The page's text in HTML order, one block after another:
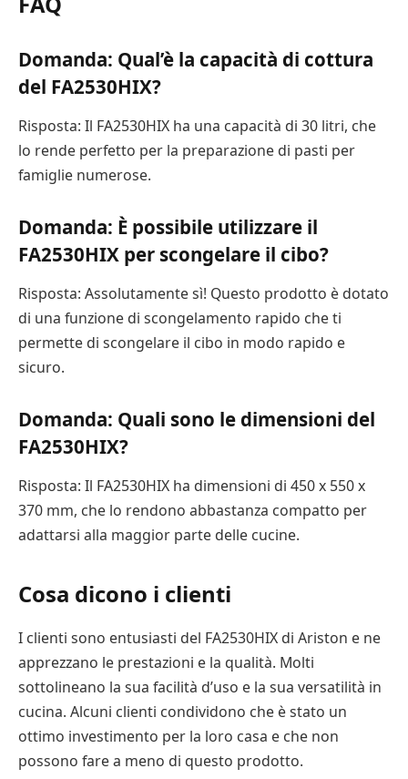
Domanda: Qual’è la capacità di cottura
del FA2530HIX?
Risposta: Il FA2530HIX ha una capacità di 30 litri, che
lo rende perfetto per la preparazione di pasti per
famiglie numerose.
Domanda: È possibile utilizzare il
FA2530HIX per scongelare il cibo?
Risposta: Assolutamente sì! Questo prodotto è dotato
di una funzione di scongelamento rapido che ti
permette di scongelare il cibo in modo rapido e
sicuro.
Domanda: Quali sono le dimensioni del
FA2530HIX?
Risposta: Il FA2530HIX ha dimensioni di 450 x 550 x
370 mm, che lo rendono abbastanza compatto per
adattarsi alla maggior parte delle cucine.
Cosa dicono i clienti
I clienti sono entusiasti del FA2530HIX di Ariston e ne
apprezzano le prestazioni e la qualità. Molti
sottolineano la sua facilità d’uso e la sua versatilità in
cucina. Alcuni clienti condividono che è stato un
ottimo investimento per la loro casa e che non
possono fare a meno di questo prodotto.